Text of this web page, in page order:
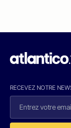
RECEVEZ NOTRE